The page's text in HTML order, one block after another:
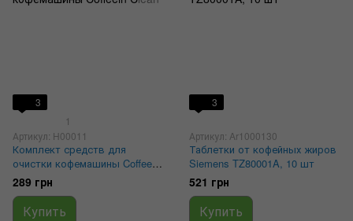
3
1
Артикул: H00011
Комплект средств для
очистки кофемашины Coffeein
Clean
289 грн
Купить
3
Артикул: Ar1000130
Таблетки от кофейных жиров
Siemens TZ80001A, 10 шт
521 грн
Купить